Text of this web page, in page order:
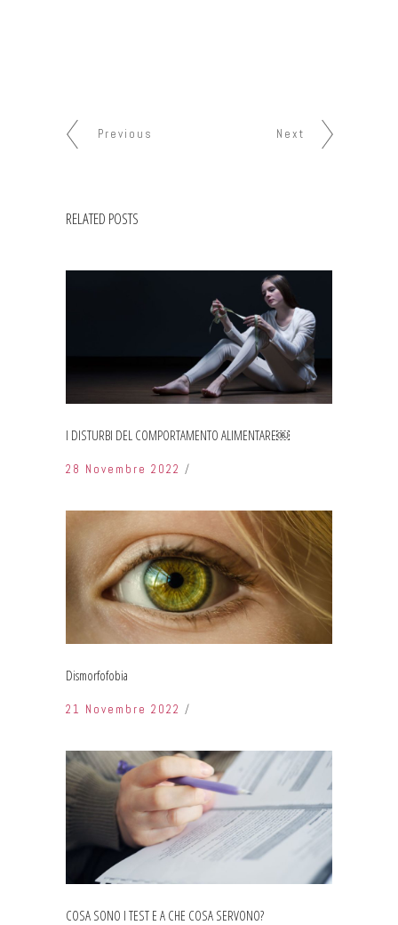
Previous Next
RELATED POSTS
I DISTURBI DEL COMPORTAMENTO ALIMENTARE￼
28 Novembre 2022
Dismorfofobia
21 Novembre 2022
COSA SONO I TEST E A CHE COSA SERVONO?